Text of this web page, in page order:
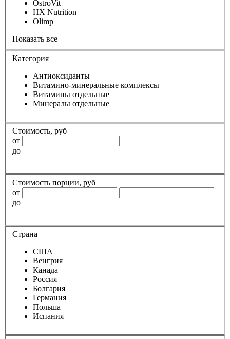
OstroVit
HX Nutrition
Olimp
Показать все
Категория
Антиоксиданты
Витамино-минеральные комплексы
Витамины отдельные
Минералы отдельные
Стоимость, руб
от
до
Стоимость порции, руб
от
до
Страна
США
Венгрия
Канада
Россия
Болгария
Германия
Польша
Испания